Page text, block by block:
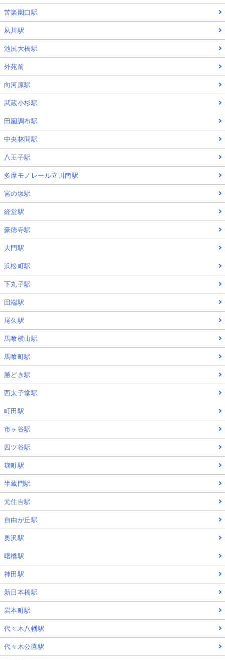
苦楽園口駅
夙川駅
池尻大橋駅
外苑前
向河原駅
武蔵小杉駅
田園調布駅
中央林間駅
八王子駅
多摩モノレール立川南駅
宮の坂駅
経堂駅
豪徳寺駅
大門駅
浜松町駅
下丸子駅
田端駅
尾久駅
馬喰横山駅
馬喰町駅
勝どき駅
西太子堂駅
町田駅
市ヶ谷駅
四ツ谷駅
麹町駅
半蔵門駅
元住吉駅
自由が丘駅
奥沢駅
曙橋駅
神田駅
新日本橋駅
岩本町駅
代々木八幡駅
代々木公園駅